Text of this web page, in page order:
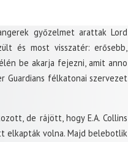
győzelmet arattak Lord
és most visszatér: erősebb,
be akarja fejezni, amit anno
Guardians félkatonai szervezet
de rájött, hogy E.A. Collins
elkapták volna. Majd belebotlik